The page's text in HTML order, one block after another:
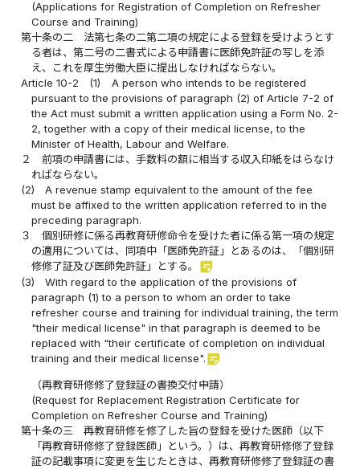
(Applications for Registration of Completion on Refresher
Course and Training)
第十条の二
法第七条の二第二項の規定による登録を受けようとす
る者は、第二号の二書式による申請書に医師免許証の写しを添
え、これを厚生労働大臣に提出しなければならない。
Article 10-2
(1)
A person who intends to be registered
pursuant to the provisions of paragraph (2) of Article 7-2 of
the Act must submit a written application using a Form No. 2-
2, together with a copy of their medical license, to the
Minister of Health, Labour and Welfare.
２
前項の申請書には、手数料の額に相当する収入印紙をはらなけ
ればならない。
(2)
A revenue stamp equivalent to the amount of the fee
must be affixed to the written application referred to in the
preceding paragraph.
３
個別研修に係る再教育研修命令を受けた者に係る第一項の規定
の適用については、同項中「医師免許証」とあるのは、「個別研
修修了証及び医師免許証」とする。 sticky_note_2
(3)
With regard to the application of the provisions of
paragraph (1) to a person to whom an order to take
refresher course and training for individual training, the term
"their medical license" in that paragraph is deemed to be
replaced with "their certificate of completion on individual
training and their medical license".sticky_note_2
（再教育研修修了登録証の書換交付申請）
(Request for Replacement Registration Certificate for
Completion on Refresher Course and Training)
第十条の三
再教育研修を修了した旨の登録を受けた医師（以下
「再教育研修修了登録医師」という。）は、再教育研修修了登録
証の記載事項に変更を生じたときは、再教育研修修了登録証の書